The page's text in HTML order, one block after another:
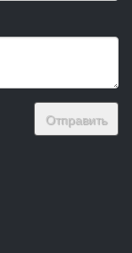
Отправить